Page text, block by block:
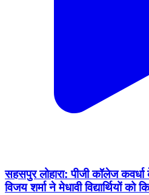
सहसपुर लोहारा: पीजी कॉलेज कवर्धा
विजय शर्मा ने मेधावी विद्यार्थियों को